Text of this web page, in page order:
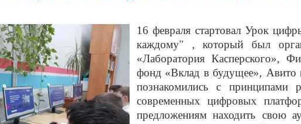
16 февраля стартовал Урок
каждому" , который был
«Лаборатория Касперского»,
фонд «Вклад в будущее», Авито
познакомились с принципами
современных цифровых
предложениям находить свою